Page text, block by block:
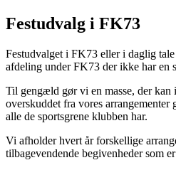
Festudvalg i FK73
Festudvalget i FK73 eller i daglig tale
afdeling under FK73 der ikke har en
Til gengæld gør vi en masse, der kan
overskuddet fra vores arrangementer
alle de sportsgrene klubben har.
Vi afholder hvert år forskellige
tilbagevendende begivenheder som